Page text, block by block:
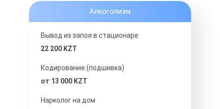
Алкоголизм
Вывод из запоя в стационаре
22 200 KZT
Кодирование (подшивка)
от 13 000 KZT
Нарколог на дом